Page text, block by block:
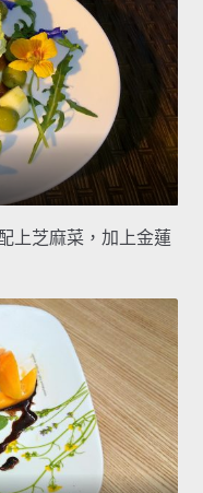
上芝麻菜，加上金蓮